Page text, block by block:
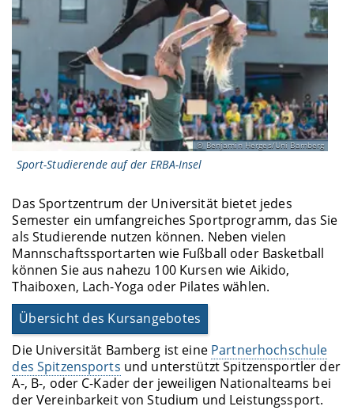
Benjamin Herges/Uni Bamberg
Sport-Studierende auf der ERBA-Insel
Das Sportzentrum der Universität bietet jedes
Semester ein umfangreiches Sportprogramm, das Sie
als Studierende nutzen können. Neben vielen
Mannschaftssportarten wie Fußball oder Basketball
können Sie aus nahezu 100 Kursen wie Aikido,
Thaiboxen, Lach-Yoga oder Pilates wählen.
Übersicht des Kursangebotes
Die Universität Bamberg ist eine Partnerhochschule
des Spitzensports und unterstützt Spitzensportler der
A-, B-, oder C-Kader der jeweiligen Nationalteams bei
der Vereinbarkeit von Studium und Leistungssport.